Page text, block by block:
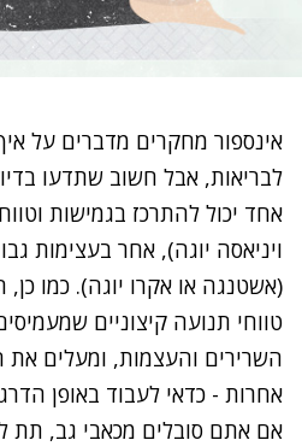
אינספור מחקרים מדברים על
לבריאות, אבל חשוב שתדעו
אחד יכול להתרכז בגמישות
ויניאסה יוגה), אחר בעצימות
(אשטנגה או אקרו יוגה). כמו
טווחי תנועה קיצוניים
השרירים והעצמות, ומעלים את
אחרות - כדאי לעבוד באופן
אם אתם סובלים מכאבי גב, תת